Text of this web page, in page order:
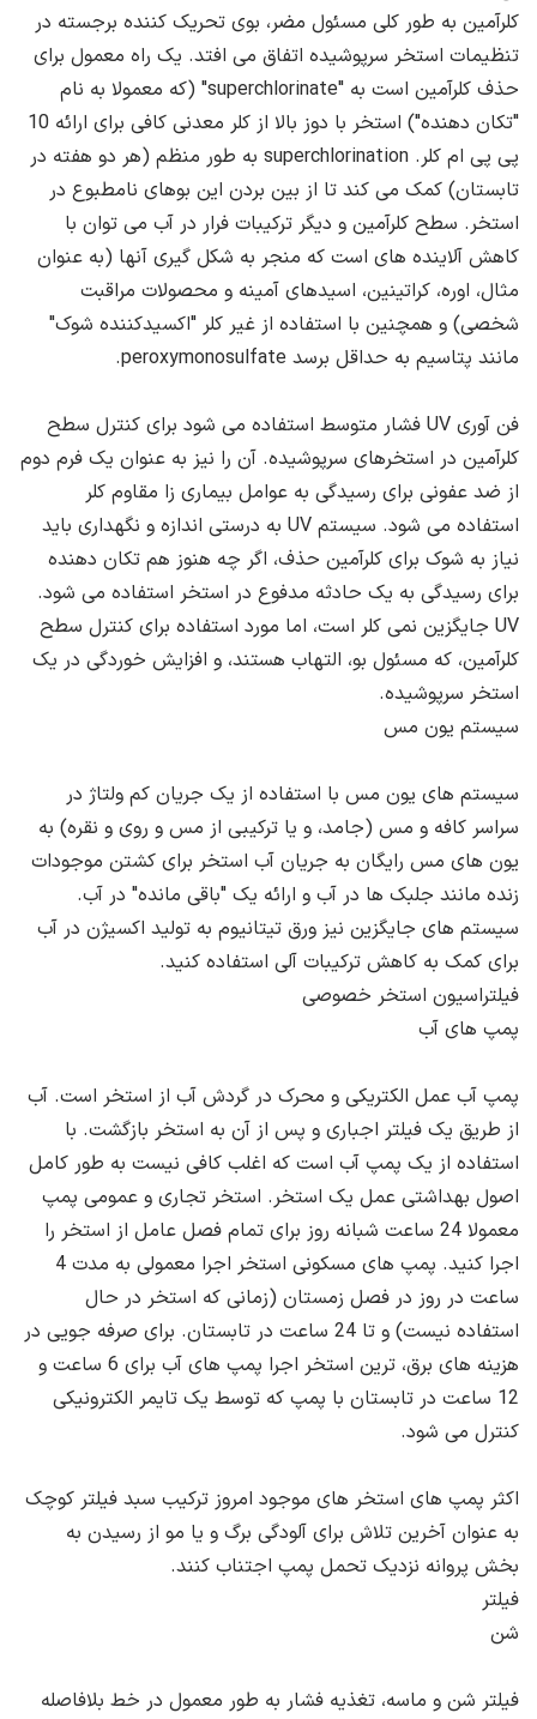
کلرآمین به طور کلی مسئول مضر، بوی تحریک کننده برجسته در
تنظیمات استخر سرپوشیده اتفاق می افتد. یک راه معمول برای
حذف کلرآمین است به "superchlorinate" (که معمولا به نام
"تکان دهنده") استخر با دوز بالا از کلر معدنی کافی برای ارائه 10
پی پی ام کلر. superchlorination به طور منظم (هر دو هفته در
تابستان) کمک می کند تا از بین بردن این بوهای نامطبوع در
استخر. سطح کلرآمین و دیگر ترکیبات فرار در آب می توان با
کاهش آلاینده های است که منجر به شکل گیری آنها (به عنوان
مثال، اوره، کراتینین، اسیدهای آمینه و محصولات مراقبت
شخصی) و همچنین با استفاده از غیر کلر "اکسیدکننده شوک"
مانند پتاسیم به حداقل برسد peroxymonosulfate.
فن آوری UV فشار متوسط ​​استفاده می شود برای کنترل سطح
کلرآمین در استخرهای سرپوشیده. آن را نیز به عنوان یک فرم دوم
از ضد عفونی برای رسیدگی به عوامل بیماری زا مقاوم کلر
استفاده می شود. سیستم UV به درستی اندازه و نگهداری باید
نیاز به شوک برای کلرآمین حذف، اگر چه هنوز هم تکان دهنده
برای رسیدگی به یک حادثه مدفوع در استخر استفاده می شود.
UV جایگزین نمی کلر است، اما مورد استفاده برای کنترل سطح
کلرآمین، که مسئول بو، التهاب هستند، و افزایش خوردگی در یک
استخر سرپوشیده.
سیستم یون مس
سیستم های یون مس با استفاده از یک جریان کم ولتاژ در
سراسر کافه و مس (جامد، و یا ترکیبی از مس و روی و نقره) به
یون های مس رایگان به جریان آب استخر برای کشتن موجودات
زنده مانند جلبک ها در آب و ارائه یک "باقی مانده" در آب.
سیستم های جایگزین نیز ورق تیتانیوم به تولید اکسیژن در آب
برای کمک به کاهش ترکیبات آلی استفاده کنید.
فیلتراسیون استخر خصوصی
پمپ های آب
پمپ آب عمل الکتریکی و محرک در گردش آب از استخر است. آب
از طریق یک فیلتر اجباری و پس از آن به استخر بازگشت. با
استفاده از یک پمپ آب است که اغلب کافی نیست به طور کامل
اصول بهداشتی عمل یک استخر. استخر تجاری و عمومی پمپ
معمولا 24 ساعت شبانه روز برای تمام فصل عامل از استخر را
اجرا کنید. پمپ های مسکونی استخر اجرا معمولی به مدت 4
ساعت در روز در فصل زمستان (زمانی که استخر در حال
استفاده نیست) و تا 24 ساعت در تابستان. برای صرفه جویی در
هزینه های برق، ترین استخر اجرا پمپ های آب برای 6 ساعت و
12 ساعت در تابستان با پمپ که توسط یک تایمر الکترونیکی
کنترل می شود.
اکثر پمپ های استخر های موجود امروز ترکیب سبد فیلتر کوچک
به عنوان آخرین تلاش برای آلودگی برگ و یا مو از رسیدن به
بخش پروانه نزدیک تحمل پمپ اجتناب کنند.
فیلتر
شن
فیلتر شن و ماسه، تغذیه فشار به طور معمول در خط بلافاصله